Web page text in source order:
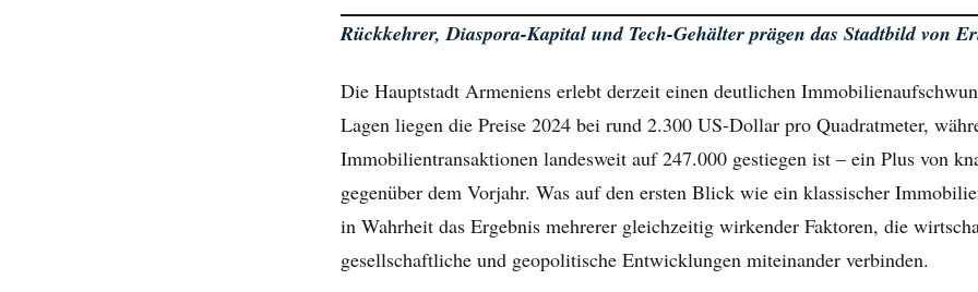
Rückkehrer, Diaspora-Kapital und Tech-Gehälter prägen das Stadtbild von
Die Hauptstadt Armeniens erlebt derzeit einen deutlichen
Lagen liegen die Preise 2024 bei rund 2.300 US-Dollar pro Quadratmeter,
Immobilientransaktionen landesweit auf 247.000 gestiegen ist – ein Plus von
gegenüber dem Vorjahr. Was auf den ersten Blick wie ein klassischer
in Wahrheit das Ergebnis mehrerer gleichzeitig wirkender Faktoren, die
gesellschaftliche und geopolitische Entwicklungen miteinander verbinden.